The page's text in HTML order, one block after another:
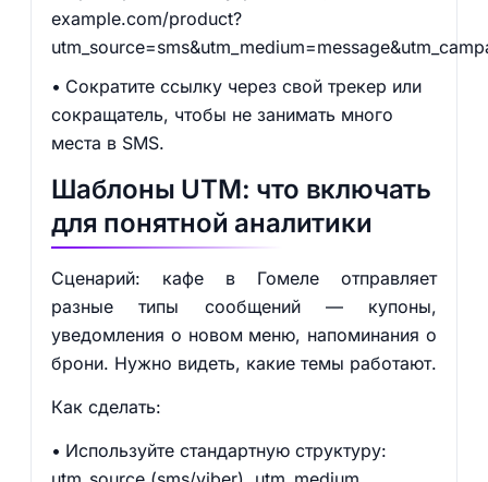
example.com/product?
Сократите ссылку через свой трекер или
сокращатель, чтобы не занимать много
места в SMS.
Шаблоны UTM: что включать
для понятной аналитики
Сценарий: кафе в Гомеле отправляет
разные типы сообщений — купоны,
уведомления о новом меню, напоминания о
брони. Нужно видеть, какие темы работают.
Как сделать:
Используйте стандартную структуру: